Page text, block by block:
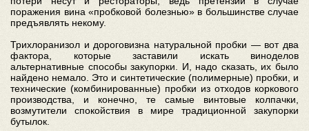
поражения вина «пробковой болезнью» в большинстве случае
предъявлять некому.
Трихлоранизол и дороговизна натуральной пробки — вот два
фактора, которые заставили искать виноделов
альтернативные способы закупорки. И, надо сказать, их было
найдено немало. Это и синтетические (полимерные) пробки, и
технические (комбинированные) пробки из отходов коркового
производства, и конечно, те самые винтовые колпачки,
возмутители спокойствия в мире традиционной закупорки
бутылок.